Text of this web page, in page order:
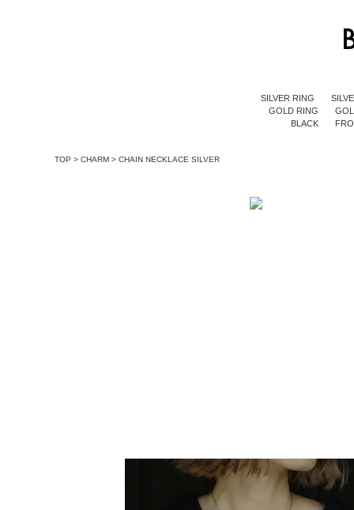
SILVER RING
GOLD RING
BLACK
TOP > CHARM > CHAIN NECKLACE SILVER